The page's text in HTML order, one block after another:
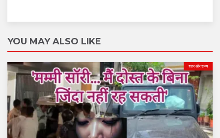
YOU MAY ALSO LIKE
शहर और राज्य